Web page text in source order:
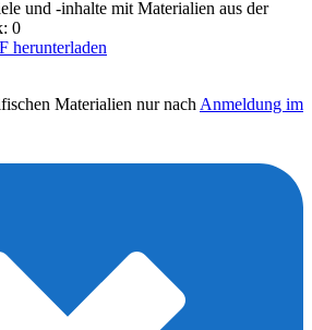
und -inhalte mit Materialien aus der
0
herunterladen
Materialien nur nach Anmeldung im